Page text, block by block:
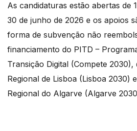
As candidaturas estão abertas de
30 de junho de 2026 e os apoios
forma de subvenção não
financiamento do PITD –
Transição Digital (Compete
Regional de Lisboa (Lisboa 2030)
Regional do Algarve (Algarve